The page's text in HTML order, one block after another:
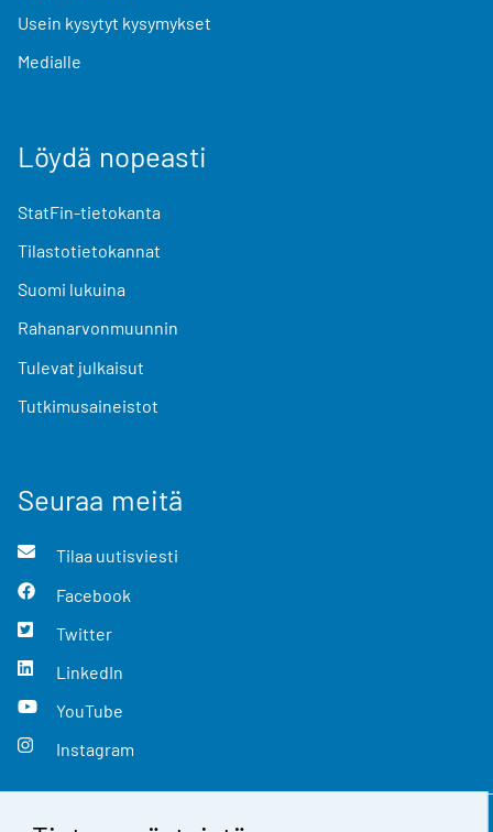
Usein kysytyt kysymykset
Medialle
Löydä nopeasti
StatFin-tietokanta
Tilastotietokannat
Suomi lukuina
Rahanarvonmuunnin
Tulevat julkaisut
Tutkimusaineistot
Seuraa meitä
Tilaa uutisviesti
Facebook
Twitter
LinkedIn
YouTube
Instagram